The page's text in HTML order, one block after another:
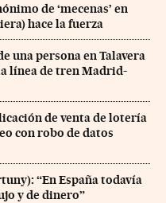
de ‘mecenas’ en
hace la fuerza
una persona en Talavera
línea de tren Madrid-
de venta de lotería
con robo de datos
“En España todavía
y de dinero”